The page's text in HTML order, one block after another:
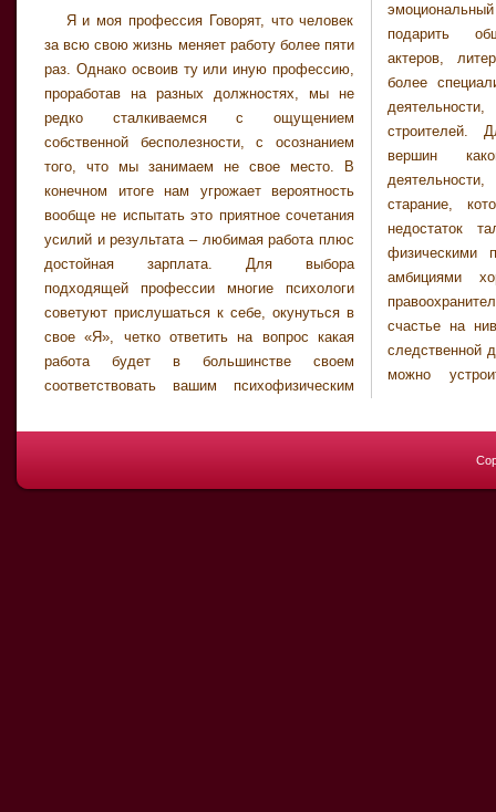
Я и моя профессия Говорят, что человек
за всю свою жизнь меняет работу более пяти
раз. Однако освоив ту или иную профессию,
проработав на разных должностях, мы не
редко сталкиваемся с ощущением
собственной бесполезности, с осознанием
того, что мы занимаем не свое место. В
конечном итоге нам угрожает вероятность
вообще не испытать это приятное сочетания
усилий и результата – любимая работа плюс
достойная зарплата. Для выбора
подходящей профессии многие психологи
советуют прислушаться к себе, окунуться в
свое «Я», четко ответить на вопрос какая
работа будет в большинстве своем
соответствовать вашим психофизическим
подарить
актеров,
более
строителей.
вершин
старание,
недостаток
физическими
амбициями
счастье на
следственной
можно
постулатами
больше ты
покупается
профессии